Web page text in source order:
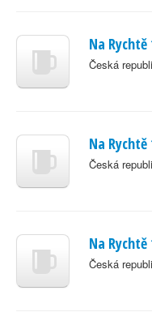
Na Rychtě
Česká
Na
Česká
Na
Česká